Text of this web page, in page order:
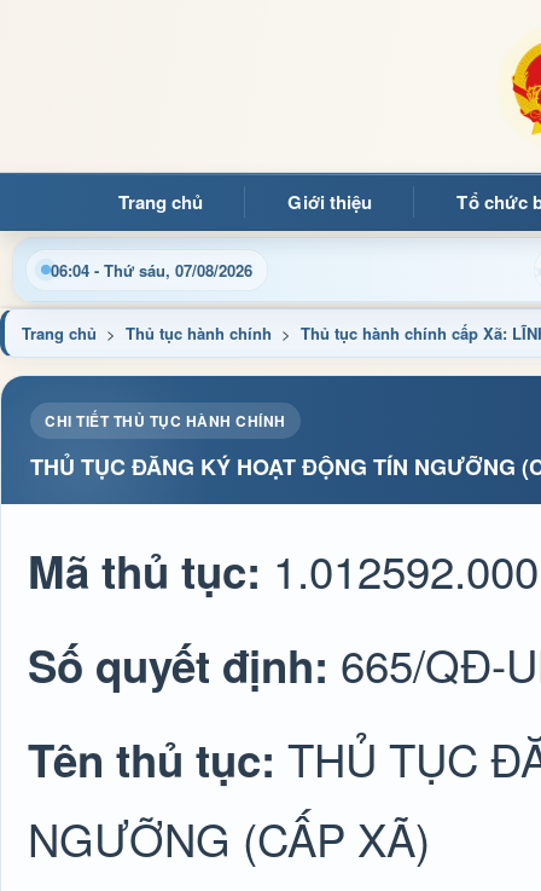
Trang chủ Giới thiệu Tổ chức
06:04 - Thứ sáu, 07/08/2026
Chào mừng quý bạn đọc đến với Trang thông tin điện tử xã
Trang chủ > Thủ tục hành chính > Thủ tục hành chính cấp Xã:
CHI TIẾT THỦ TỤC HÀNH CHÍNH
THỦ TỤC ĐĂNG KÝ HOẠT ĐỘNG TÍN NGƯỠNG
Mã thủ tục:
Số quyết định: 665/QĐ-
Tên thủ tục: THỦ TỤC
NGƯỠNG (CẤP XÃ)